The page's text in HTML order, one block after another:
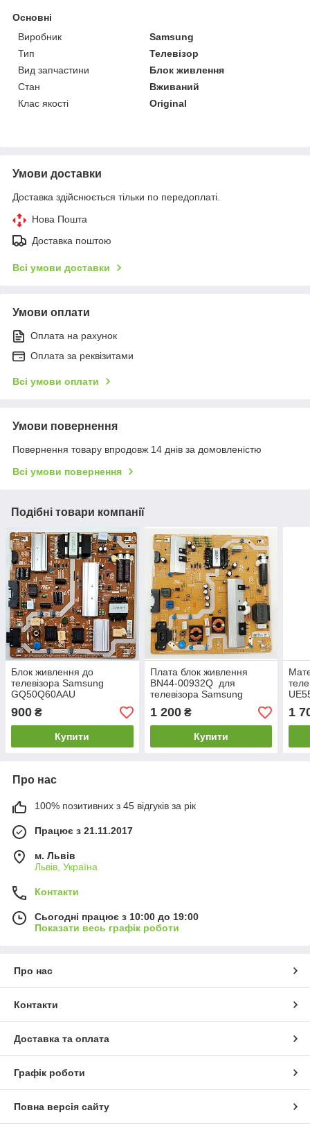
Основні
Виробник
Samsung
Тип
Телевізор
Вид запчастини
Блок живлення
Стан
Вживаний
Клас якості
Original
Умови доставки
Доставка здійснюється тільки по передоплаті.
Нова Пошта
Доставка поштою
Всі умови доставки
Умови оплати
Оплата на рахунок
Оплата за реквізитами
Всі умови оплати
Умови повернення
Повернення товару впродовж 14 днів за домовленістю
Всі умови повернення
Подібні товари компанії
Блок живлення до
телевізора Samsung
GQ50Q60AAU
900 ₴
Купити
Плата блок живлення
BN44-00932Q для
телевізора Samsung
UE55RU7172UXXH
1 200₴
Купити
1
Про нас
100% позитивних з 45 відгуків за рік
Працює з 21.11.2017
м. Львів
Львів, Україна
Контакти
Сьогодні працює з 10:00 до 19:00
Показати весь графік роботи
Про нас
Контакти
Доставка та оплата
Графік роботи
Повна версія сайту